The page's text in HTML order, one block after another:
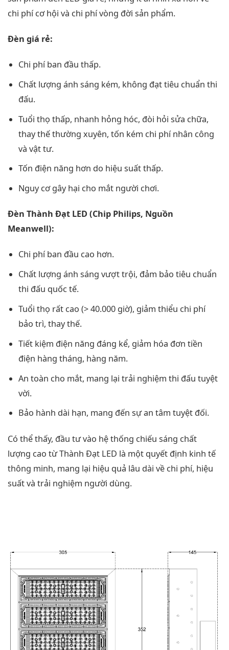
chi phí cơ hội và chi phí vòng đời sản phẩm.
Đèn giá rẻ:
Chi phí ban đầu thấp.
Chất lượng ánh sáng kém, không đạt tiêu chuẩn thi
đấu.
Tuổi thọ thấp, nhanh hỏng hóc, đòi hỏi sửa chữa,
thay thế thường xuyên, tốn kém chi phí nhân công
và vật tư.
Tốn điện năng hơn do hiệu suất thấp.
Nguy cơ gây hại cho mắt người chơi.
Đèn Thành Đạt LED (Chip Philips, Nguồn
Meanwell):
Chi phí ban đầu cao hơn.
Chất lượng ánh sáng vượt trội, đảm bảo tiêu chuẩn
thi đấu quốc tế.
Tuổi thọ rất cao (> 40.000 giờ), giảm thiểu chi phí
bảo trì, thay thế.
Tiết kiệm điện năng đáng kể, giảm hóa đơn tiền
điện hàng tháng, hàng năm.
An toàn cho mắt, mang lại trải nghiệm thi đấu tuyệt
vời.
Bảo hành dài hạn, mang đến sự an tâm tuyệt đối.
Có thể thấy, đầu tư vào hệ thống chiếu sáng chất
lượng cao từ Thành Đạt LED là một quyết định kinh tế
thông minh, mang lại hiệu quả lâu dài về chi phí, hiệu
suất và trải nghiệm người dùng.